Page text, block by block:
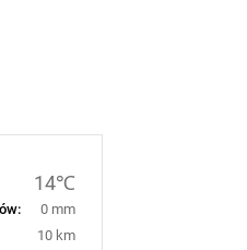
14℃
0 mm
10 km